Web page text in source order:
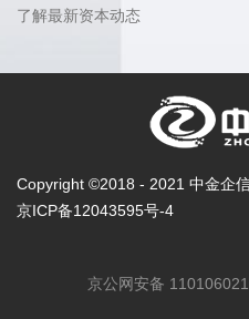
了解最新资本动态
Copyright ©2018 - 2021 中金企
京ICP备12043595号-4
京公网安备